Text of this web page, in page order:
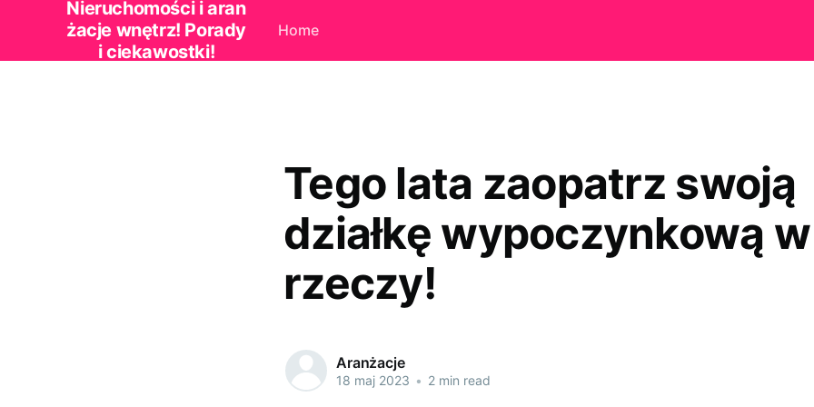
Nieruchomości i aran
żacje wnętrz! Porady
i ciekawostki!
Home
Tego lata zaopatrz swoją
działkę wypoczynkową
rzeczy!
Aranżacje
18 maj 2023 • 2 min read